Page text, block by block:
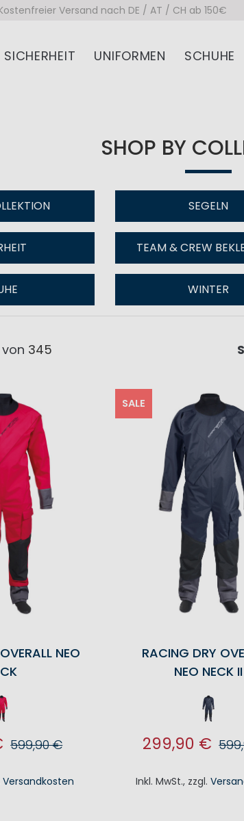
Kostenfreier Versand nach DE / AT / CH ab 150€
SICHERHEIT UNIFORMEN SCHUHE
SHOP BY
SEGELN
TEAM & CREW
WINTER
von 345
NEO
599,90 €
Versandkosten
SALE
RACING DRY
NEO NECK II
299,90 €
Inkl. MwSt., zzgl.
IN DEN